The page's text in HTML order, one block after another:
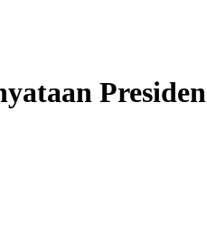
Presiden